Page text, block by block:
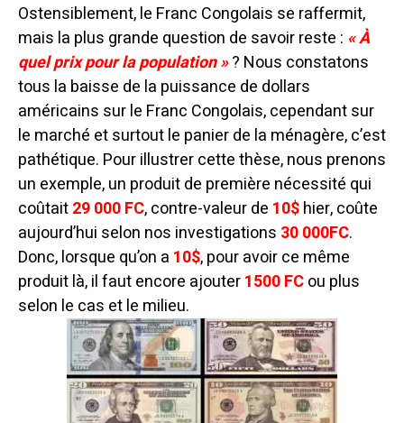
Ostensiblement, le Franc Congolais se raffermit,
mais la plus grande question de savoir reste : « À
quel prix pour la population »? Nous constatons
tous la baisse de la puissance de dollars
américains sur le Franc Congolais, cependant sur
le marché et surtout le panier de la ménagère, c’est
pathétique. Pour illustrer cette thèse, nous prenons
un exemple, un produit de première nécessité qui
coûtait29 000 FC, contre-valeur de 10$hier, coûte
aujourd’hui selon nos investigations 30 000FC.
Donc, lorsque qu’on a 10$, pour avoir ce même
produit là, il faut encore ajouter1500 FCou plus
selon le cas et le milieu.